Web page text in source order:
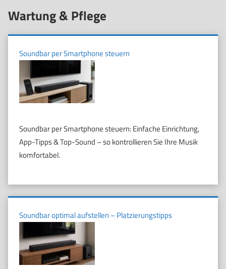
Wartung & Pflege
Soundbar per Smartphone steuern
Soundbar per Smartphone steuern: Einfache Einrichtung,
App-Tipps & Top-Sound – so kontrollieren Sie Ihre Musik
komfortabel.
Soundbar optimal aufstellen – Platzierungstipps